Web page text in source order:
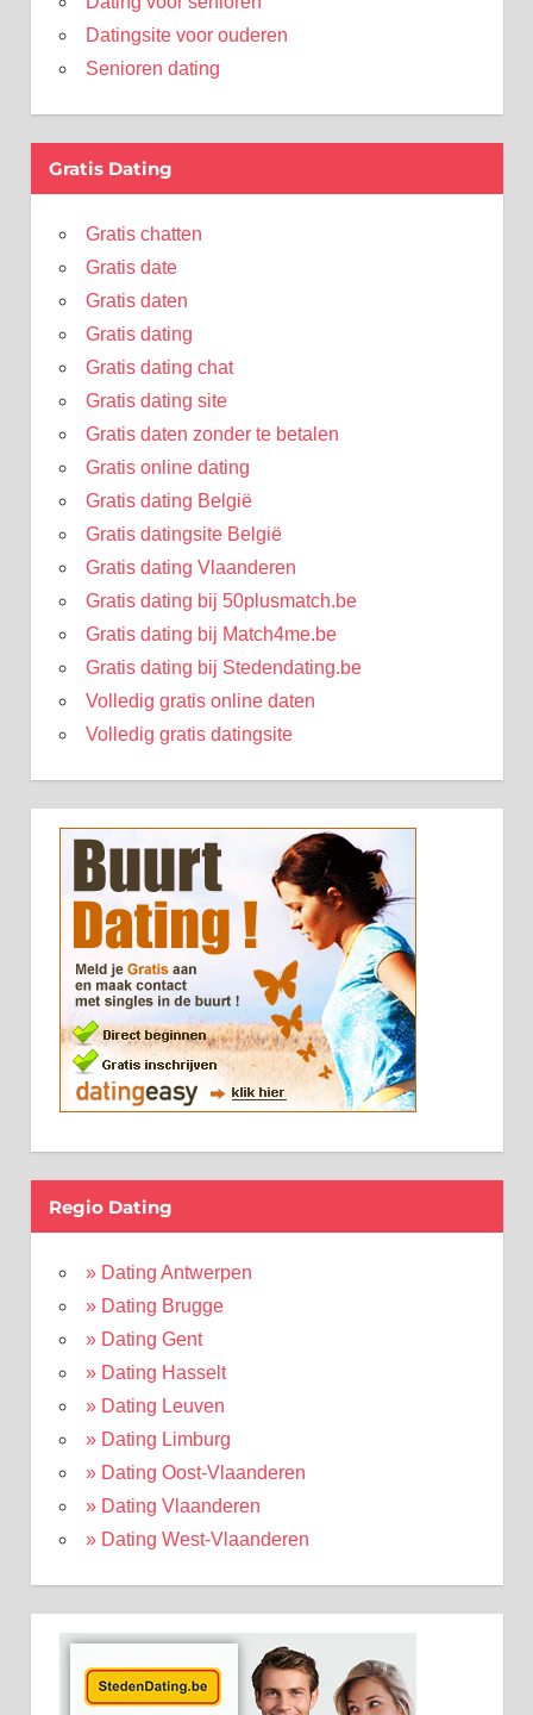
Datingsite voor ouderen
Senioren dating
Gratis Dating
Gratis chatten
Gratis date
Gratis daten
Gratis dating
Gratis dating chat
Gratis dating site
Gratis daten zonder te betalen
Gratis online dating
Gratis dating België
Gratis datingsite België
Gratis dating Vlaanderen
Gratis dating bij 50plusmatch.be
Gratis dating bij Match4me.be
Gratis dating bij Stedendating.be
Volledig gratis online daten
Volledig gratis datingsite
Regio Dating
» Dating Antwerpen
» Dating Brugge
» Dating Gent
» Dating Hasselt
» Dating Leuven
» Dating Limburg
» Dating Oost-Vlaanderen
» Dating Vlaanderen
» Dating West-Vlaanderen